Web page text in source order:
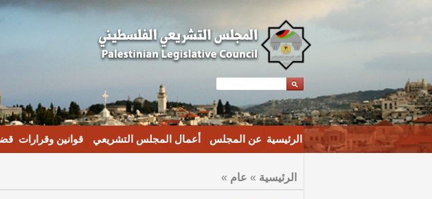
الرئيسية عن المجلس أعمال المجلس التشريعي قوانين وقرارات
الرئيسية » عام »